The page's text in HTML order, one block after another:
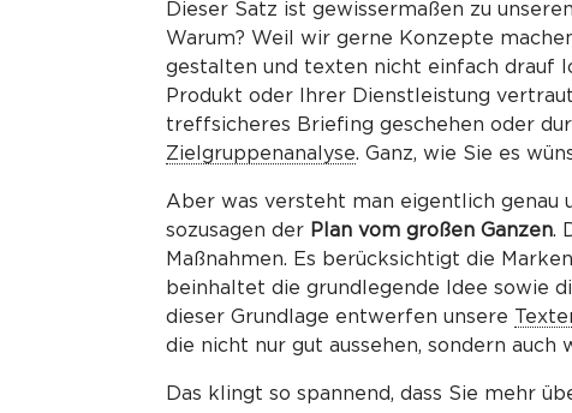
Dieser Satz ist gewissermaßen zu
Warum? Weil wir gerne Konzepte
gestalten und texten nicht einfach drauf
Produkt oder Ihrer Dienstleistung
treffsicheres Briefing geschehen oder
Zielgruppenanalyse. Ganz, wie Sie es
Aber was versteht man eigentlich genau
sozusagen der Plan vom großen Ganzen.
Maßnahmen. Es berücksichtigt die
beinhaltet die grundlegende Idee sowie
dieser Grundlage entwerfen unsere
die nicht nur gut aussehen, sondern auch
Das klingt so spannend, dass Sie mehr